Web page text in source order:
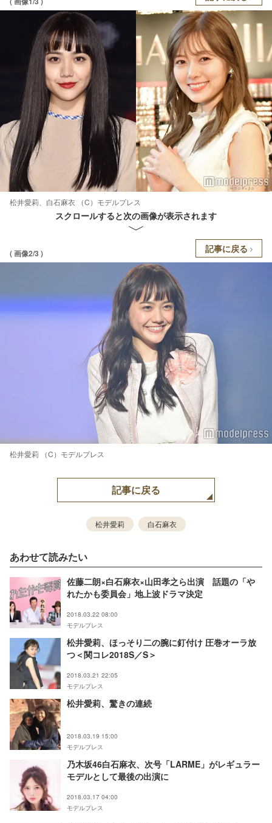
松井愛莉、白石麻衣 （C）モデルプレス
スクロールすると次の画像が表示されます
( 画像2/3 ) 記事に戻る
松井愛莉 （C）モデルプレス
記事に戻る
松井愛莉 白石麻衣
あわせて読みたい
佐藤二朗×白石麻衣×山田孝之ら出演 話題の「や
れたかも委員会」地上波ドラマ決定
2018.03.22 08:00
モデルプレス
松井愛莉、ほっそり二の腕に釘付け 圧巻オーラ放
つ＜関コレ2018S／S＞
2018.03.21 22:05
モデルプレス
松井愛莉、驚きの連続
2018.03.19 15:00
モデルプレス
乃木坂46白石麻衣、次号「LARME」がレギュラー
モデルとして最後の出演に
2018.03.17 04:00
モデルプレス